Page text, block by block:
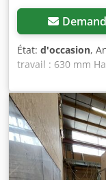
État: d'occasion,
travail : 630 mm
rabotage : Tersa
hauteur :
affichage
d’avance : 6 / 12
caoutchouc
table : non
d’aspiration : 160